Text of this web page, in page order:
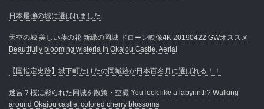
日本最強の城に選ばれました
天空の城 美しい藤の花 新緑の岡城 ドローン映像4K 20190422 GWオススメ
Beautifully blooming wisteria in Okajou Castle. Aerial
【国指定史跡】城下町たけたの岡城跡が日本百名月に選ばれる！！
迷宮？桜に彩られた岡城を散策・空撮 You look like a labyrinth? Walking
around Okajou castle, colored cherry blossoms